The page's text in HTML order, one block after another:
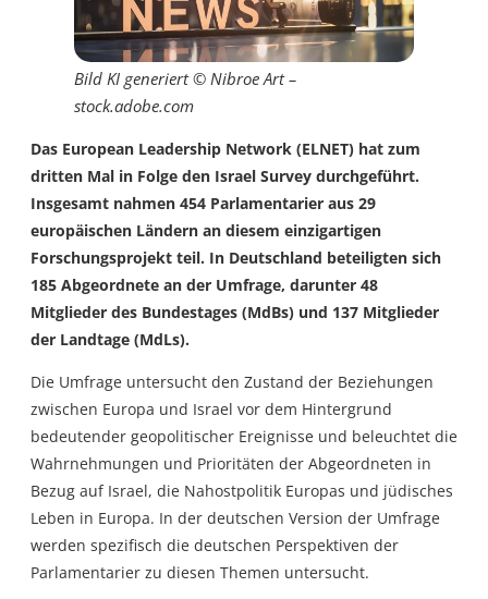
Bild KI generiert © Nibroe Art –
stock.adobe.com
Das European Leadership Network (ELNET) hat zum
dritten Mal in Folge den Israel Survey durchgeführt.
Insgesamt nahmen 454 Parlamentarier aus 29
europäischen Ländern an diesem einzigartigen
Forschungsprojekt teil. In Deutschland beteiligten sich
185 Abgeordnete an der Umfrage, darunter 48
Mitglieder des Bundestages (MdBs) und 137 Mitglieder
der Landtage (MdLs).
Die Umfrage untersucht den Zustand der Beziehungen
zwischen Europa und Israel vor dem Hintergrund
bedeutender geopolitischer Ereignisse und beleuchtet die
Wahrnehmungen und Prioritäten der Abgeordneten in
Bezug auf Israel, die Nahostpolitik Europas und jüdisches
Leben in Europa. In der deutschen Version der Umfrage
werden spezifisch die deutschen Perspektiven der
Parlamentarier zu diesen Themen untersucht.